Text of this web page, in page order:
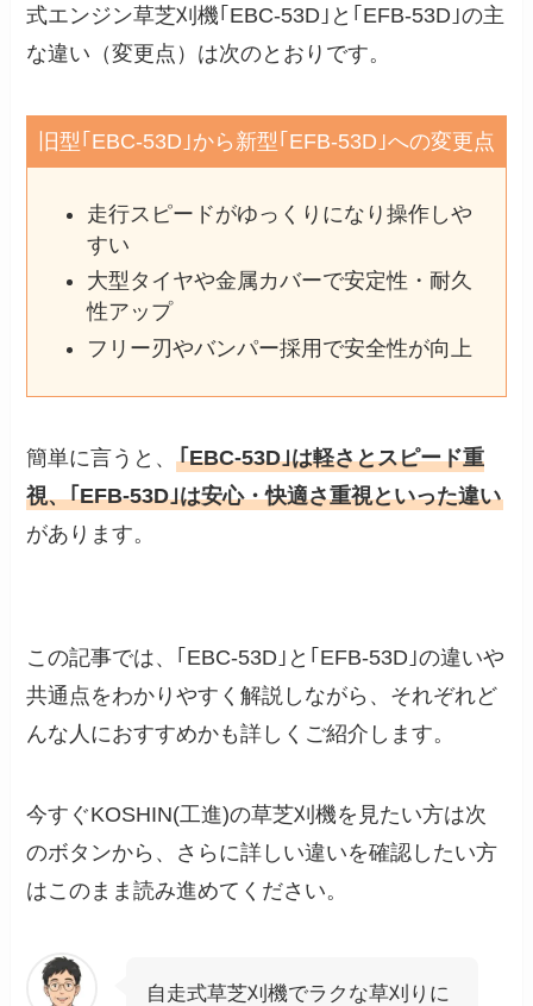
式エンジン草芝刈機｢EBC-53D｣と｢EFB-53D｣の主
な違い（変更点）は次のとおりです。
旧型｢EBC-53D｣から新型｢EFB-53D｣への変更点
走行スピードがゆっくりになり操作しや
すい
大型タイヤや金属カバーで安定性・耐久
性アップ
フリー刃やバンパー採用で安全性が向上
簡単に言うと、｢EBC-53D｣は軽さとスピード重
視、｢EFB-53D｣は安心・快適さ重視といった違い
があります。
この記事では、｢EBC-53D｣と｢EFB-53D｣の違いや
共通点をわかりやすく解説しながら、それぞれど
んな人におすすめかも詳しくご紹介します。
今すぐKOSHIN(工進)の草芝刈機を見たい方は次
のボタンから、さらに詳しい違いを確認したい方
はこのまま読み進めてください。
自走式草芝刈機でラクな草刈りに